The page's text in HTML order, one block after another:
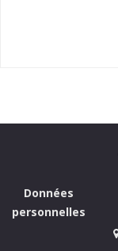
Données
personnelles